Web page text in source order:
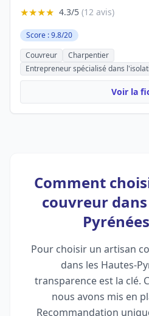
★★★★ 4.3/5 (12 avis)
Score : 9.8/20
Couvreur
Charpentier
Entrepreneur spécialisé dans
Voir la
Comment
couvreur
Pour choisir un artisan
dans les Hautes-
transparence est la clé.
nous avons mis en
Recommandation